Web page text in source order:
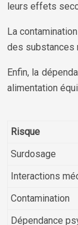
leurs effets
La
des substances
Enfin, la
alimentation
Risque
Surdosage
Interactions
Contamination
Dépendance